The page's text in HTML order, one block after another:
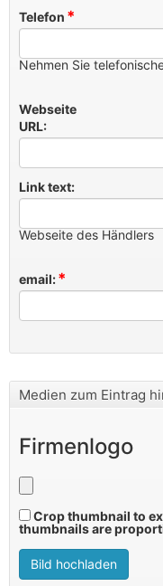
Telefon *
Nehmen Sie
Webseite
URL:
Link text:
Webseite des Händlers
email:*
Medien zum Eintrag
Firmenlogo
Crop thumbnail to
thumbnails are